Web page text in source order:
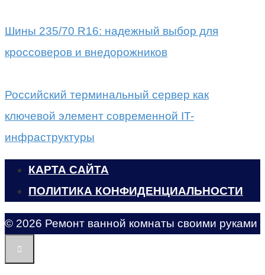
Шины 235/70 R16: надежный выбор для
кроссоверов и внедорожников
Российский терминальный сервер как
ключевой элемент современной IT-
инфраструктуры
КАРТА САЙТА
ПОЛИТИКА КОНФИДЕНЦИАЛЬНОСТИ
© 2026 Ремонт ванной комнаты своими руками